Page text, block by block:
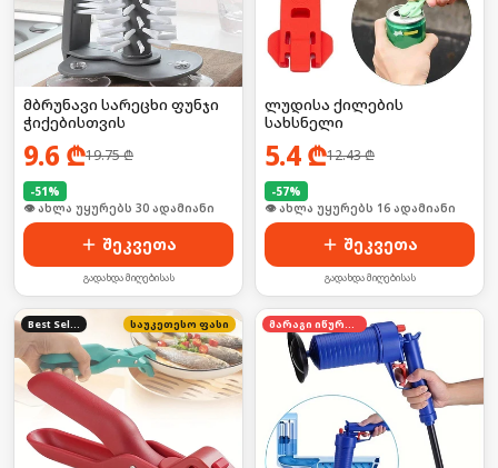
მბრუნავი სარეცხი ფუნჯი
ჭიქებისთვის
9.6 ₾19.75₾
-51%
🛒 ბოლო 24სთ-ში იყიდა 40-მა
შეკვეთა
გადახდა მიღებისას
ლუდისა ქილების
სახსნელი
5.4₾12.43₾
-57%
🛒 ბოლო 24სთ-ში იყიდა 20-მა
შეკვეთა
გადახდა მიღებისას
Best Seller საუკეთესო ფასი მარაგი იწურება